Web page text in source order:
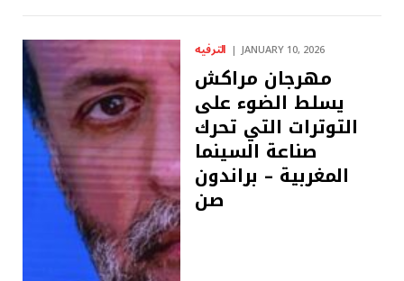
الترفيه JANUARY 10, 2026
مهرجان مراكش
يسلط الضوء على
التوترات التي تحرك
صناعة السينما
المغربية – براندون
صن